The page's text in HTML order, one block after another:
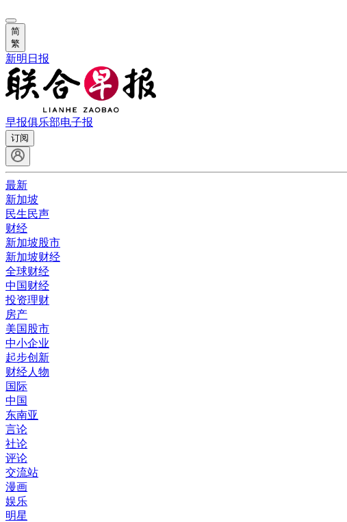
简
繁
新明日报
早报俱乐部电子报
订阅
最新
新加坡
民生民声
财经
新加坡股市
新加坡财经
全球财经
中国财经
投资理财
房产
美国股市
中小企业
起步创新
财经人物
国际
中国
东南亚
言论
社论
评论
交流站
漫画
娱乐
明星